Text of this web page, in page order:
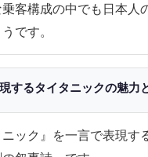
客構成の中でも日本人
です。
するタイタニックの魅力
ニック』を一言で表現す